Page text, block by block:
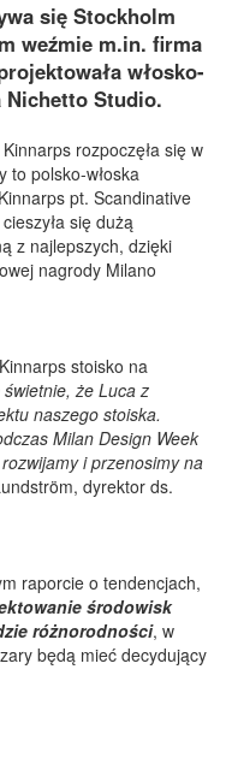
się Stockholm
weźmie m.in. firma
włosko-
Nichetto Studio.
rozpoczęła się w
to polsko-włoska
pt. Scandinative
się dużą
z najlepszych, dzięki
nagrody Milano
stoisko na
że Luca z
naszego stoiska.
Milan Design Week
i przenosimy na
dyrektor ds.
raporcie o tendencjach,
środowisk
różnorodności, w
będą mieć decydujący